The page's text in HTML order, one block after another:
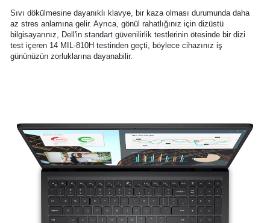
Sıvı dökülmesine dayanıklı klavye, bir kaza olması durumunda daha
az stres anlamına gelir. Ayrıca, gönül rahatlığınız için dizüstü
bilgisayarınız, Dell'in standart güvenilirlik testlerinin ötesinde bir dizi
test içeren 14 MIL-810H testinden geçti, böylece cihazınız iş
gününüzün zorluklarına dayanabilir.